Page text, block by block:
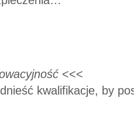
<<<
kwalifikacje, by